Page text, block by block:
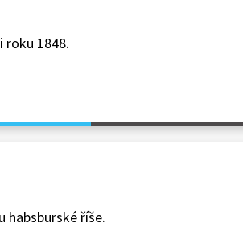
roku 1848.
habsburské říše.